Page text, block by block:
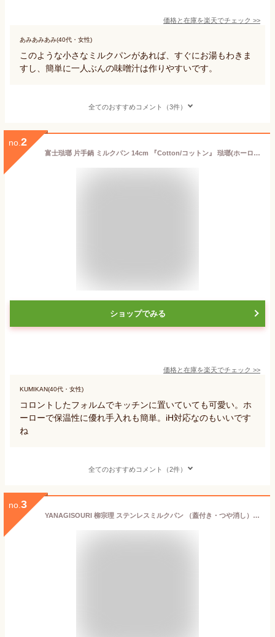
価格と在庫を楽天でチェック >>
あみあみあみ(40代・女性)
このような小さなミルクパンがあれば、すぐにお湯もわきま
すし、簡単に一人ぶんの味噌汁は作りやすいです。
全てのおすすめコメント（3件）
no. 2
富士琺瑯 片手鍋 ミルクパン 14cm 『Cotton/コットン』 琺瑯(ホーロー)製の小さなかわいいコットンシリーズ片手鍋 出産祝いや就職祝,1人暮らしのプレゼント(ギフト)に IH対応 おしゃれ
ショップでみる
価格と在庫を楽天でチェック >>
KUMIKAN(40代・女性)
コロントしたフォルムでキッチンに置いていても可愛い。ホ
ーローで保温性に優れ手入れも簡単。iH対応なのもいいです
ね
全てのおすすめコメント（2件）
no. 3
YANAGISOURI 柳宗理 ステンレスミルクパン （蓋付き・つや消し） 16cm キッチン用品